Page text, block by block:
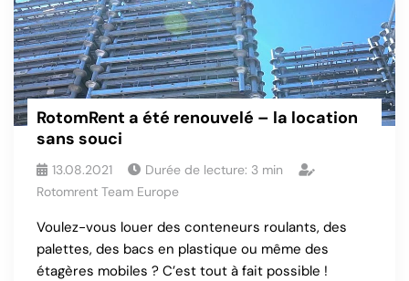
RotomRent a été renouvelé – la location
sans souci
13.08.2021 Durée de lecture: 3 min
Rotomrent Team Europe
Voulez-vous louer des conteneurs roulants, des
palettes, des bacs en plastique ou même des
étagères mobiles ? C’est tout à fait possible !